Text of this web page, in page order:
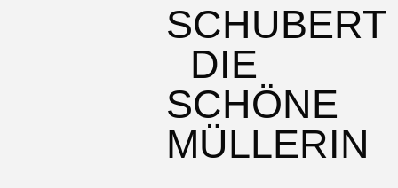
SCHUBERT
DIE
SCHÖNE
MÜLLERIN